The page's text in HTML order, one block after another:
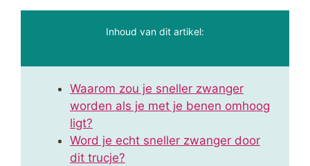
Inhoud van dit artikel:
Waarom zou je sneller zwanger
worden als je met je benen omhoog
ligt?
Word je echt sneller zwanger door
dit trucje?